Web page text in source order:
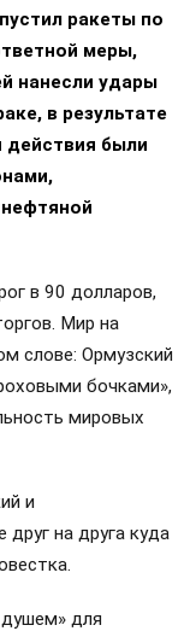
ракеты по
меры,
нанесли удары
в результате
действия были
в 90 долларов,
Мир на
слове: Ормузский
бочками»,
мировых
и
на друга куда
для